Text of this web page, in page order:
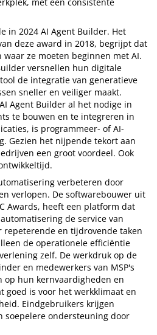
in 2024 AI Agent Builder. Het
deze award in 2018, begrijpt dat
ze moeten beginnen met AI.
versnellen hun digitale
de integratie van generatieve
sneller en veiliger maakt.
Agent Builder al het nodige in
te bouwen en te integreren in
is programmeer- of AI-
Gezien het nijpende tekort aan
een groot voordeel. Ook
verbeteren door
verlopen. De softwarebouwer uit
Awards, heeft een platform dat
de service van
repeterende en tijdrovende taken
de operationele efficiëntie
zelf. De werkdruk op de
en medewerkers van MSP's
op hun kernvaardigheden en
goed is voor het werkklimaat en
Eindgebruikers krijgen
soepelere ondersteuning door